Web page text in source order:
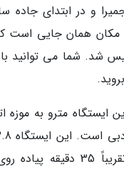
و در ابتدای جاده
همان جایی است
شد. شما می توانید
ایستگاه مترو به موزه
فاصله دارد و تقریباً 35